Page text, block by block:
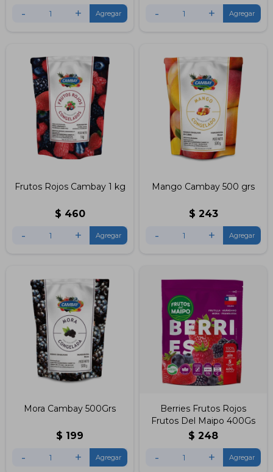
- + - +
Frutos Rojos Cambay 1 kg
$ 460
- +
Mango Cambay 500 grs
$ 243
- +
Mora Cambay 500Grs
$ 199
- +
Berries Frutos Rojos
Frutos Del Maipo 400Gs
$ 248
- +